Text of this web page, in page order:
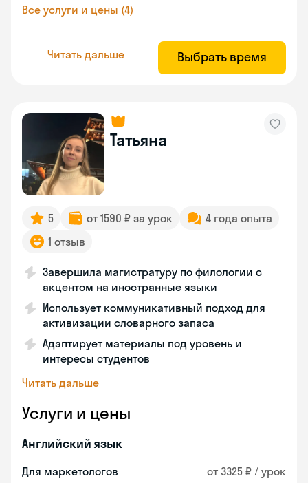
Все услуги и цены (4)
Читать дальше Выбрать время
Татьяна
5 от 1590 ₽ за урок
4 года опыта
1 отзыв
Завершила магистратуру по филологии с
акцентом на иностранные языки
Использует коммуникативный подход для
активизации словарного запаса
Адаптирует материалы под уровень и
интересы студентов
Читать дальше
Услуги и цены
Английский язык
Для маркетологов от 3325 ₽ / урок